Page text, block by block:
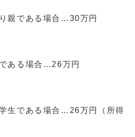
親である場合…30万円
ある場合…26万円
生である場合…26万円（所得